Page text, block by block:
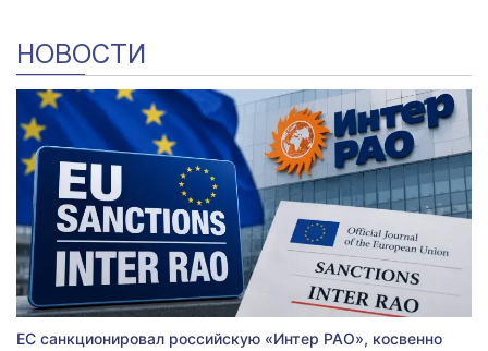
НОВОСТИ
ЕС санкционировал российскую «Интер РАО», косвенно